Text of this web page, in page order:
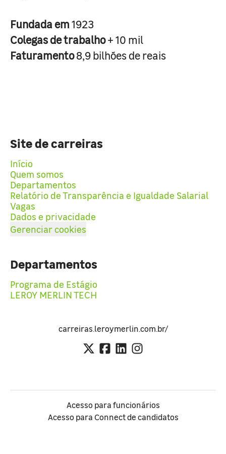
Fundada em1923
Colegas de trabalho+ 10 mil
Faturamento8,9 bilhões de reais
Site de carreiras
Início
Quem somos
Departamentos
Relatório de Transparência e Igualdade Salarial
Vagas
Dados e privacidade
Gerenciar cookies
Departamentos
Programa de Estágio
LEROY MERLIN TECH
carreiras.leroymerlin.com.br/
Acesso para funcionários
Acesso para Connect de candidatos